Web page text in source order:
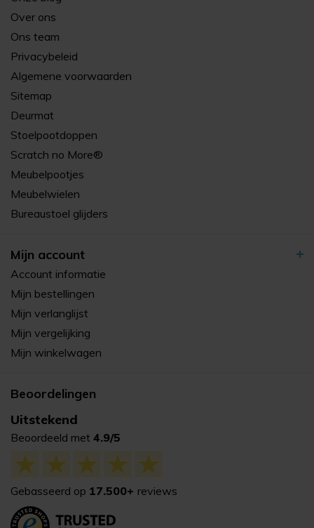
Over ons
Ons team
Privacybeleid
Algemene voorwaarden
Sitemap
Deurmat
Stoelpootdoppen
Scratch no More®
Meubelpootjes
Meubelwielen
Bureaustoel glijders
Mijn account
Account informatie
Mijn bestellingen
Mijn verlanglijst
Mijn vergelijking
Mijn winkelwagen
Beoordelingen
Uitstekend
Beoordeeld met 4.9/5
Gebasseerd op 17.500+ reviews